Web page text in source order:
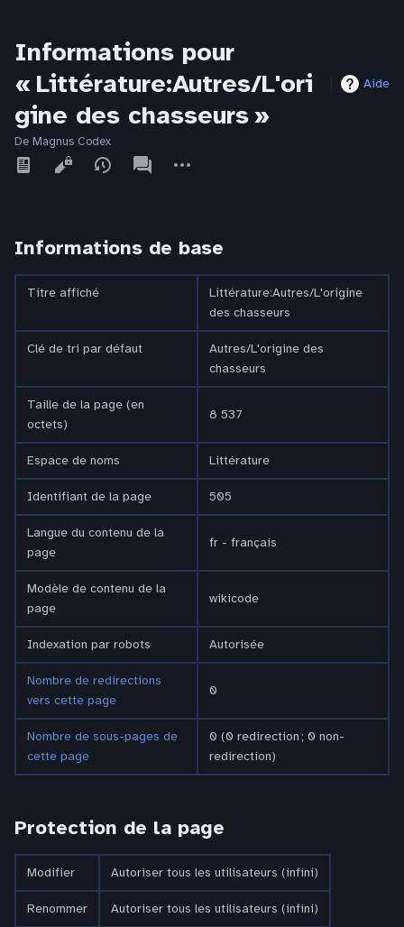
Informations pour
« Littérature:Autres/L'ori
gine des chasseurs »
Aide
De Magnus Codex
Affichages
associated-
pages
actions
Informations de base
Titre affiché
Littérature:Autres/L'origine
des chasseurs
Clé de tri par défaut
Autres/L'origine des
chasseurs
Taille de la page (en
octets)
8 537
Espace de noms Littérature
Identifiant de la page 505
Langue du contenu de la
page
fr - français
Modèle de contenu de la
page
wikicode
Indexation par robots Autorisée
Nombre de redirections
vers cette page
0
Nombre de sous-pages de
cette page
0 (0 redirection ; 0 non-
redirection)
Protection de la page
Modifier Autoriser tous les utilisateurs (infini)
Renommer Autoriser tous les utilisateurs (infini)